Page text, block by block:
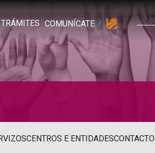
TRÁMITES COMUNÍCATE
CENTROS E ENTIDADESCONTACTO